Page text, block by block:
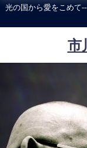
光の国から愛をこめて
市